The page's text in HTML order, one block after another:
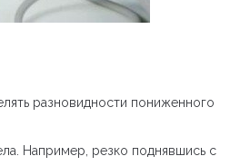
разновидности пониженного
Например, резко поднявшись с